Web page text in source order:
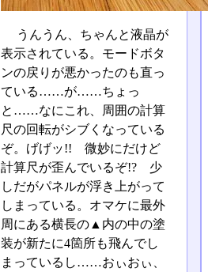
うんうん、ちゃんと液晶が
表示されている。モードボタ
ンの戻りが悪かったのも直っ
ている……が……ちょっ
と……なにこれ、周囲の計算
尺の回転がシブくなっている
ぞ。げげッ!! 微妙にだけど
計算尺が歪んでいるぞ!? 少
しだがパネルが浮き上がって
しまっている。オマケに最外
周にある横長の▲内の中の塗
装が新たに4箇所も飛んでし
まっているし……おぃおぃ、